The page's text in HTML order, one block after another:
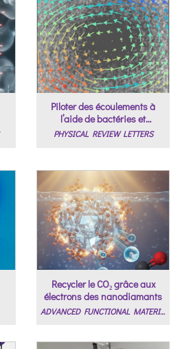
Piloter des écoulements à
l’aide de bactéries et
d’aimants
PHYSICAL REVIEW LETTERS
Recycler le CO₂ grâce aux
électrons des nanodiamants
ADVANCED FUNCTIONAL MATERIALS